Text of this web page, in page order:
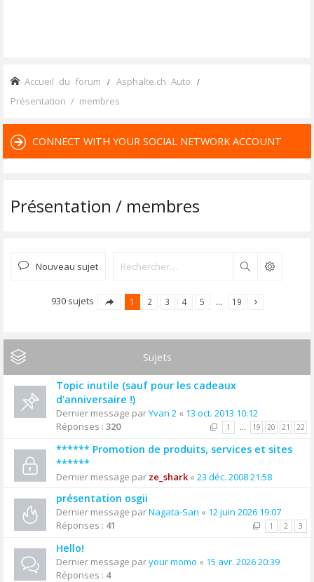
Accueil du forum Asphalte.ch Auto
Présentation / membres
CONNECT WITH YOUR SOCIAL NETWORK ACCOUNT
Présentation / membres
Nouveau sujet Rechercher
930 sujets 1 2 3 4 5 … 19
Sujets
Topic inutile (sauf pour les cadeaux
d'anniversaire !)
Dernier message parYvan 2 « 13 oct. 2013 10:12
Réponses : 320 1 … 19 20 21 22
****** Promotion de produits, services et sites
******
Dernier message par ze_shark« 23 déc. 2008 21:58
présentation osgii
Dernier message parNagata-San « 12 juin 2026 19:07
Réponses : 41 1 2 3
Hello!
Dernier message paryour momo « 15 avr. 2026 20:39
Réponses : 4